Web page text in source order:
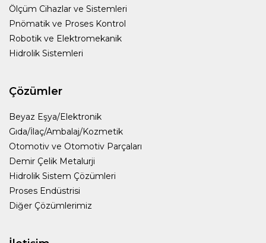
Ölçüm Cihazlar ve Sistemleri
Pnömatik ve Proses Kontrol
Robotik ve Elektromekanik
Hidrolik Sistemleri
Çözümler
Beyaz Eşya/Elektronik
Gıda/İlaç/Ambalaj/Kozmetik
Otomotiv ve Otomotiv Parçaları
Demir Çelik Metalurji
Hidrolik Sistem Çözümleri
Proses Endüstrisi
Diğer Çözümlerimiz